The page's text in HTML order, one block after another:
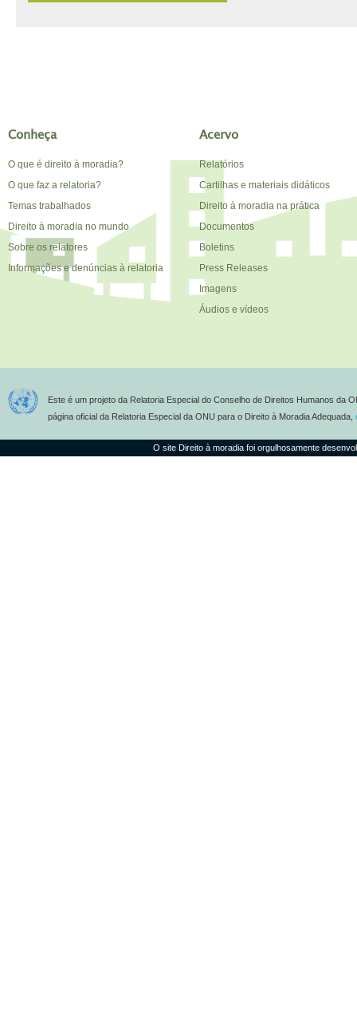
Conheça
O que é direito à moradia?
O que faz a relatoria?
Temas trabalhados
Direito à moradia no mundo
Sobre os relatores
Informações e denúncias à relatoria
Acervo
Relatórios
Cartilhas e materiais didáticos
Direito à moradia na prática
Documentos
Boletins
Press Releases
Imagens
Áudios e vídeos
Este é um projeto da Relatoria Especial do Conselho de Direitos Humanos da
página oficial da Relatoria Especial da ONU para o Direito à Moradia Adequada,
O site Direito à moradia foi orgulhosamente